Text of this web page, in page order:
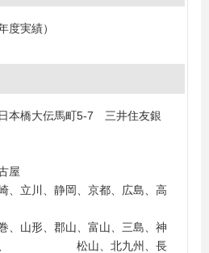
度実績）
本橋大伝馬町5-7 三井住友銀
屋
、立川、静岡、京都、広島、高
、山形、郡山、富山、三島、神
部、 松山、北九州、長